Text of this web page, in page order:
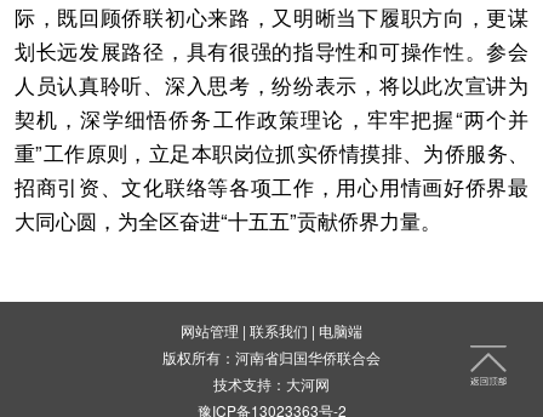
际，既回顾侨联初心来路，又明晰当下履职方向，更谋
划长远发展路径，具有很强的指导性和可操作性。参会
人员认真聆听、深入思考，纷纷表示，将以此次宣讲为
契机，深学细悟侨务工作政策理论，牢牢把握“两个并
重”工作原则，立足本职岗位抓实侨情摸排、为侨服务、
招商引资、文化联络等各项工作，用心用情画好侨界最
大同心圆，为全区奋进“十五五”贡献侨界力量。
网站管理 | 联系我们 | 电脑端
版权所有：河南省归国华侨联合会
技术支持： 大河网
豫ICP备13023363号-2